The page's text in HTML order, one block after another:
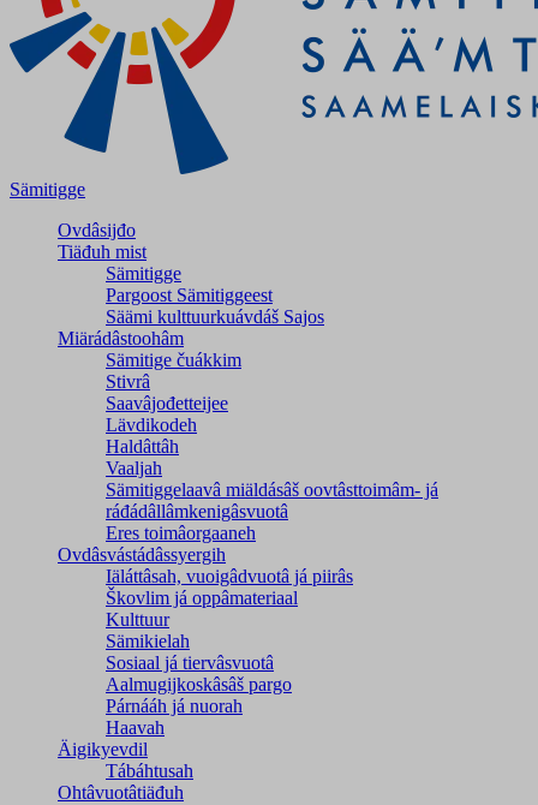
Sämitigge
Ovdâsijđo
Tiäđuh mist
Sämitigge
Pargoost Sämitiggeest
Säämi kulttuurkuávdáš Sajos
Miärádâstoohâm
Sämitige čuákkim
Stivrâ
Saavâjođetteijee
Lävdikodeh
Haldâttâh
Vaaljah
Sämitiggelaavâ miäldásâš oovtâsttoimâm- já
ráđádâllâmkenigâsvuotâ
Eres toimâorgaaneh
Ovdâsvástádâssyergih
Iäláttâsah, vuoigâdvuotâ já piirâs
Škovlim já oppâmateriaal
Kulttuur
Sämikielah
Sosiaal já tiervâsvuotâ
Aalmugijkoskâsâš pargo
Párnááh já nuorah
Haavah
Äigikyevdil
Tábáhtusah
Ohtâvuotâtiäđuh